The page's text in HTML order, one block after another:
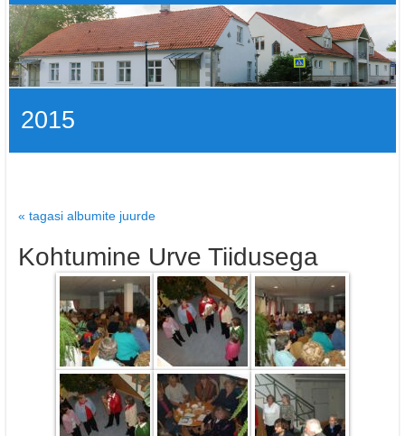
2015
« tagasi albumite juurde
Kohtumine Urve Tiidusega